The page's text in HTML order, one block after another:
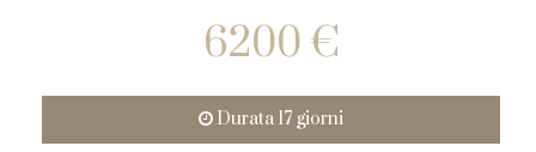
6200 €
Durata 17 giorni